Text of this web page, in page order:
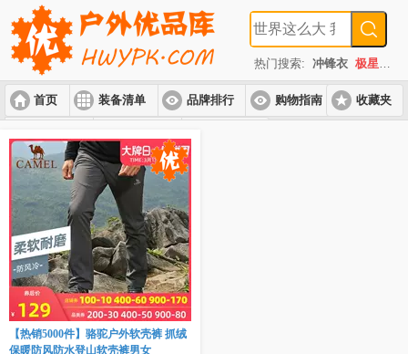
热门搜索: 冲锋衣 极星
首页 装备清单 品牌排行 购物指南 收藏夹
【热销5000件】骆驼户外软壳裤 抓绒
保暖防风防水登山软壳裤男女